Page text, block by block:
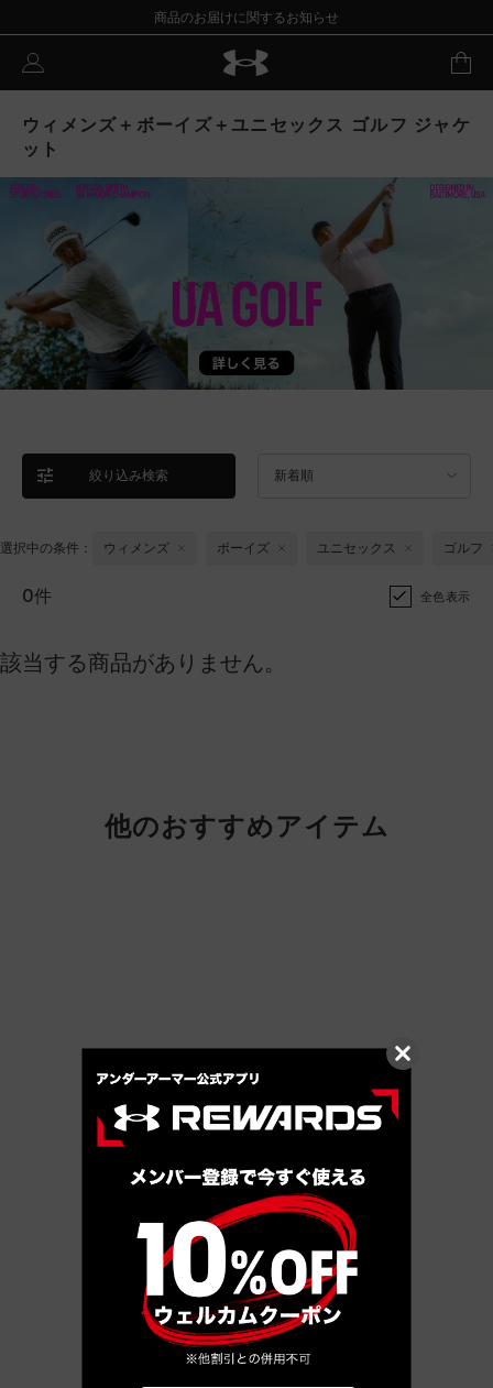
商品のお届けに関するお知らせ
ウィメンズ＋ボーイズ＋ユニセックス ゴルフ ジャケ
ット
絞り込み検索 新着順
選択中の条件： ウィメンズ ボーイズ ユニセックス ゴルフ
0件 全色表示
該当する商品がありません。
他のおすすめアイテム